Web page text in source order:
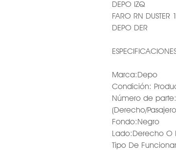
DEPO IZQ
FARO RN
DEPO DER
Marca:Depo
Condición:
Número de
(Derecho/
Fondo:Negro
Lado:Derecho O
Tipo De